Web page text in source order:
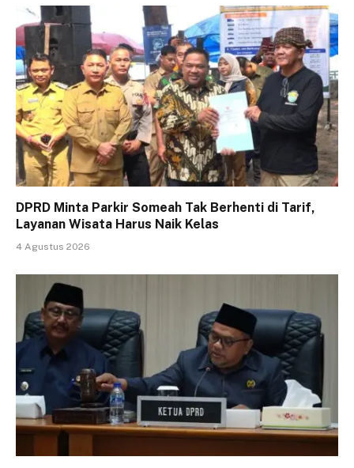
DPRD Minta Parkir Someah Tak Berhenti di Tarif,
Layanan Wisata Harus Naik Kelas
4 Agustus 2026